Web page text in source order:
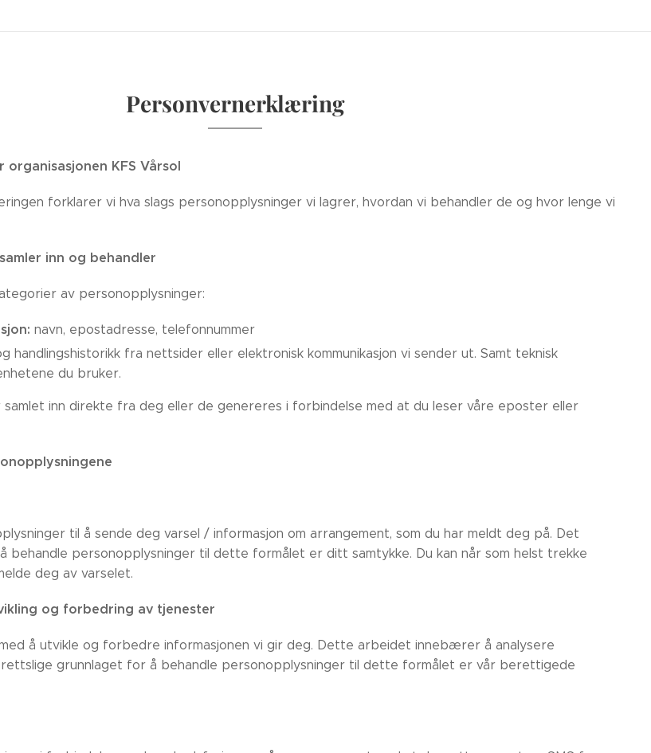
Personvernerklæring
KFS Vårsol
forklarer vi hva slags personopplysninger vi lagrer, hvordan vi behandler de og hvor lenge vi
inn og behandler
av personopplysninger:
navn, epostadresse, telefonnummer
handlingshistorikk fra nettsider eller elektronisk kommunikasjon vi sender ut. Samt teknisk
du bruker.
samlet inn direkte fra deg eller de genereres i forbindelse med at du leser våre eposter eller
til å sende deg varsel / informasjon om arrangement, som du har meldt deg på. Det
behandle personopplysninger til dette formålet er ditt samtykke. Du kan når som helst trekke
deg av varselet.
og forbedring av tjenester
å utvikle og forbedre informasjonen vi gir deg. Dette arbeidet innebærer å analysere
grunnlaget for å behandle personopplysninger til dette formålet er vår berettigede